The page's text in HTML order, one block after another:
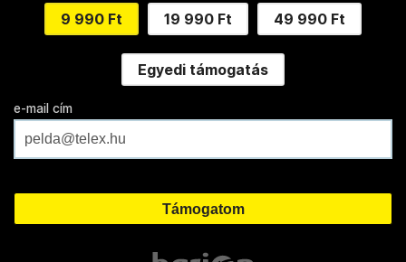
9 990 Ft 19 990 Ft 49 990 Ft
Egyedi támogatás
e-mail cím